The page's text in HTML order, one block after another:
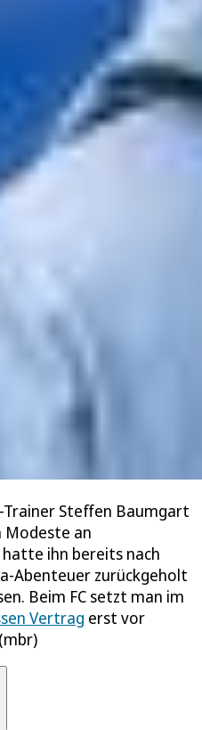
Trainer Steffen Baumgart
Modeste an
hatte ihn bereits nach
Abenteuer zurückgeholt
Beim FC setzt man im
Vertrag erst vor